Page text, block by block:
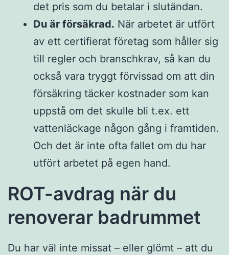
det pris som du betalar i slutändan.
Du är försäkrad. När arbetet är utfört
av ett certifierat företag som håller sig
till regler och branschkrav, så kan du
också vara tryggt förvissad om att din
försäkring täcker kostnader som kan
uppstå om det skulle bli t.ex. ett
vattenläckage någon gång i framtiden.
Och det är inte ofta fallet om du har
utfört arbetet på egen hand.
ROT-avdrag när du
renoverar badrummet
Du har väl inte missat – eller glömt – att du